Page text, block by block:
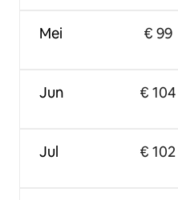
Mei
Jun
Jul
€ 99
€ 104
€ 102